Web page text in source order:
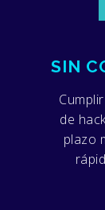
SIN
de
plazo